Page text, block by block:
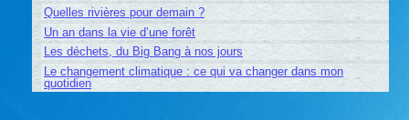
Quelles rivières pour demain ?
Un an dans la vie d’une forêt
Les déchets, du Big Bang à nos jours
Le changement climatique : ce qui va changer dans mon
quotidien